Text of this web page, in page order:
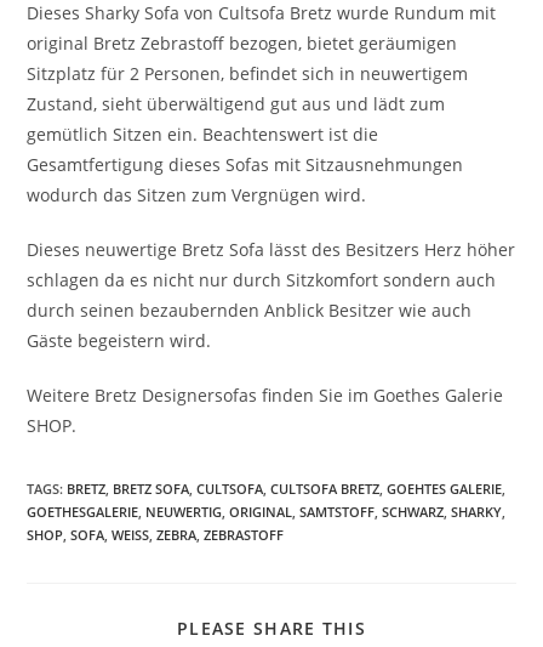
Dieses Sharky Sofa von Cultsofa Bretz wurde Rundum mit
original Bretz Zebrastoff bezogen, bietet geräumigen
Sitzplatz für 2 Personen, befindet sich in neuwertigem
Zustand, sieht überwältigend gut aus und lädt zum
gemütlich Sitzen ein. Beachtenswert ist die
Gesamtfertigung dieses Sofas mit Sitzausnehmungen
wodurch das Sitzen zum Vergnügen wird.
Dieses neuwertige Bretz Sofa lässt des Besitzers Herz höher
schlagen da es nicht nur durch Sitzkomfort sondern auch
durch seinen bezaubernden Anblick Besitzer wie auch
Gäste begeistern wird.
Weitere Bretz Designersofas finden Sie im Goethes Galerie
SHOP.
TAGS: BRETZ, BRETZ SOFA, CULTSOFA, CULTSOFA BRETZ, GOEHTES GALERIE,
GOETHESGALERIE, NEUWERTIG, ORIGINAL, SAMTSTOFF, SCHWARZ, SHARKY,
SHOP, SOFA, WEISS , ZEBRA, ZEBRASTOFF
PLEASE SHARE THIS